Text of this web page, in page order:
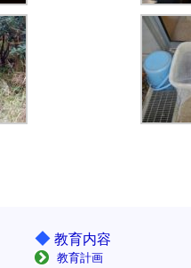
◆ 教育内容
教育計画